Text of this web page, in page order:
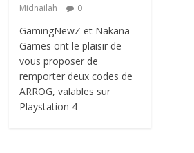
Midnailah
0
GamingNewZ et Nakana
Games ont le plaisir de
vous proposer de
remporter deux codes de
ARROG, valables sur
Playstation 4